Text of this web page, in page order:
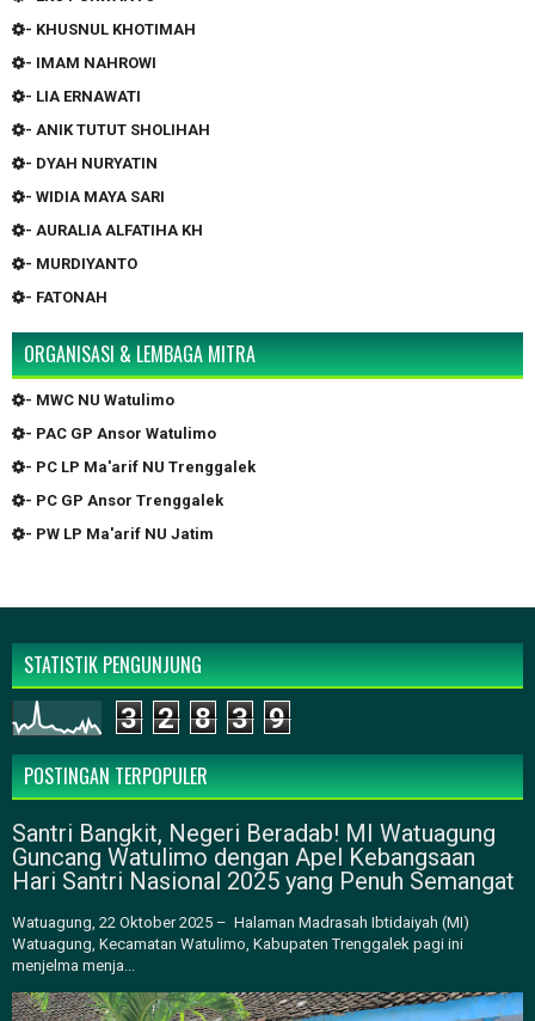
- KHUSNUL KHOTIMAH
- IMAM NAHROWI
- LIA ERNAWATI
- ANIK TUTUT SHOLIHAH
- DYAH NURYATIN
- WIDIA MAYA SARI
- AURALIA ALFATIHA KH
- MURDIYANTO
- FATONAH
ORGANISASI & LEMBAGA MITRA
- MWC NU Watulimo
- PAC GP Ansor Watulimo
- PC LP Ma'arif NU Trenggalek
- PC GP Ansor Trenggalek
- PW LP Ma'arif NU Jatim
STATISTIK PENGUNJUNG
3 2 8 3 9
POSTINGAN TERPOPULER
Santri Bangkit, Negeri Beradab! MI Watuagung
Guncang Watulimo dengan Apel Kebangsaan
Hari Santri Nasional 2025 yang Penuh Semangat
Watuagung, 22 Oktober 2025 – Halaman Madrasah Ibtidaiyah (MI)
Watuagung, Kecamatan Watulimo, Kabupaten Trenggalek pagi ini
menjelma menja...